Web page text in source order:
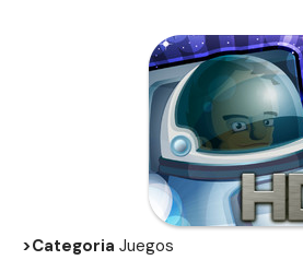
>Categoria Juegos